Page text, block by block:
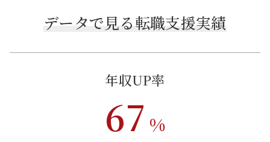
データで見る転職支援実績
年収UP率
67 %